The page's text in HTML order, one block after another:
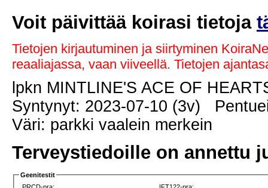
Voit päivittää koirasi tietoja
Tietojen kirjautuminen ja siirtyminen
reaaliajassa, vaan viiveellä. Tietojen
lpkn MINTLINE'S ACE OF
Syntynyt: 2023-07-10 (3v)
Väri: parkki vaalein merkein
Terveystiedoille on annettu
Geenitestit